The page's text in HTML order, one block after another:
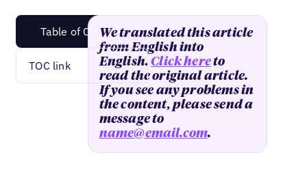
Table of Content
TOC link
We translated this article
from English into
English.Click hereto
read the original article.
If you see any problems in
the content, please send a
message to
name@email.com.